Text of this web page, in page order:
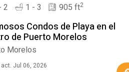
2 1 - 3 905 ft2
Condos de Playa en el
de Puerto Morelos
Morelos
Jul 06, 2026